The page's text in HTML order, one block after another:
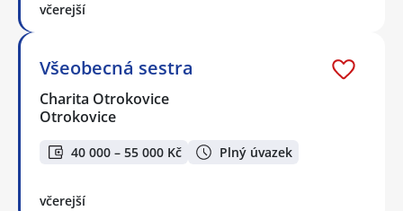
včerejší
Všeobecná sestra
Charita Otrokovice
Otrokovice
40 000 – 55 000 Kč Plný úvazek
včerejší